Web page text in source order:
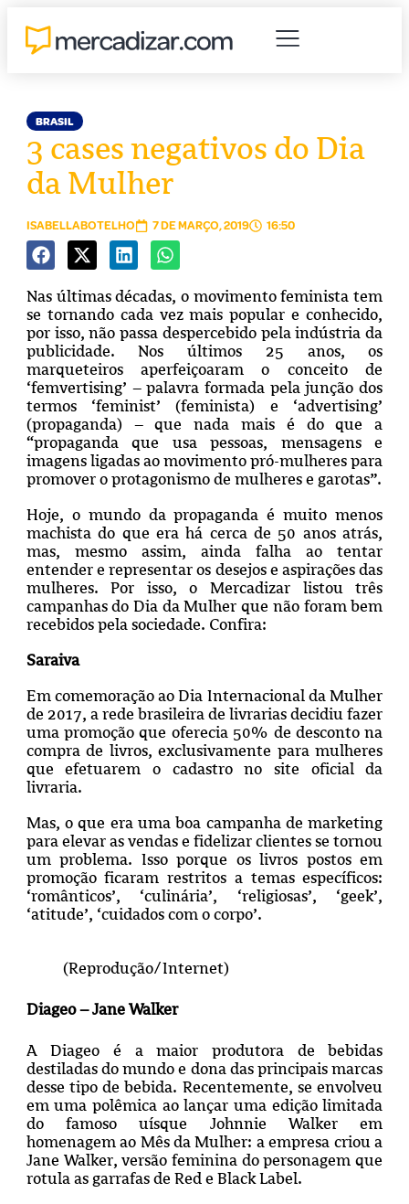
BRASIL
3 cases negativos do Dia
da Mulher
ISABELLABOTELHO 7 DE MARÇO, 2019 16:50
Nas últimas décadas, o movimento feminista tem
se tornando cada vez mais popular e conhecido,
por isso, não passa despercebido pela indústria da
publicidade. Nos últimos 25 anos, os
marqueteiros aperfeiçoaram o conceito de
‘femvertising’ – palavra formada pela junção dos
termos ‘feminist’ (feminista) e ‘advertising’
(propaganda) – que nada mais é do que a
“propaganda que usa pessoas, mensagens e
imagens ligadas ao movimento pró-mulheres para
promover o protagonismo de mulheres e garotas”.
Hoje, o mundo da propaganda é muito menos
machista do que era há cerca de 50 anos atrás,
mas, mesmo assim, ainda falha ao tentar
entender e representar os desejos e aspirações das
mulheres. Por isso, o Mercadizar listou três
campanhas do Dia da Mulher que não foram bem
recebidos pela sociedade. Confira:
Saraiva
Em comemoração ao Dia Internacional da Mulher
de 2017, a rede brasileira de livrarias decidiu fazer
uma promoção que oferecia 50% de desconto na
compra de livros, exclusivamente para mulheres
que efetuarem o cadastro no site oficial da
livraria.
Mas, o que era uma boa campanha de marketing
para elevar as vendas e fidelizar clientes se tornou
um problema. Isso porque os livros postos em
promoção ficaram restritos a temas específicos:
‘românticos’, ‘culinária’, ‘religiosas’, ‘geek’,
‘atitude’, ‘cuidados com o corpo’.
(Reprodução/Internet)
Diageo – Jane Walker
A Diageo é a maior produtora de bebidas
destiladas do mundo e dona das principais marcas
desse tipo de bebida. Recentemente, se envolveu
em uma polêmica ao lançar uma edição limitada
do famoso uísque Johnnie Walker em
homenagem ao Mês da Mulher: a empresa criou a
Jane Walker, versão feminina do personagem que
rotula as garrafas de Red e Black Label.